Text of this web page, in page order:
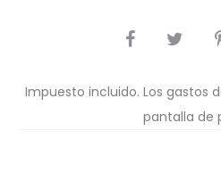
COMPARTIR
Impuesto incluido. Los gastos
pantalla de